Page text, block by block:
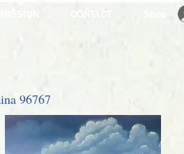
CONTACT
96767